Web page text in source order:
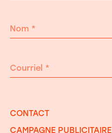
Nom *
Courriel *
CONTACT
CAMPAGNE PUBLICITAIRE